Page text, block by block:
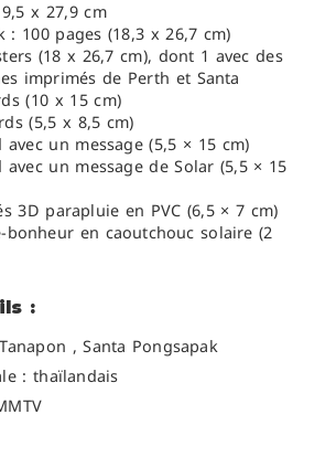
x 27,9 cm
: 100pages (18,3 x 26,7 cm)
(18 x 26,7 cm), dont 1 avec des
imprimés de Perth et Santa
(10 x 15 cm)
(5,5 x 8,5 cm)
avec un message (5,5 × 15 cm)
avec un message de Solar (5,5 × 15
3D parapluie en PVC (6,5 × 7 cm)
bonheur en caoutchouc solaire (2
:
,Santa Pongsapak
: thaïlandais